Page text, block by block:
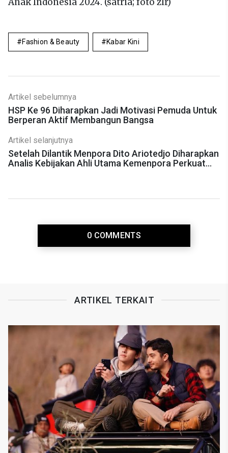
Fashion & Beauty Kabar Kini
Artikel sebelumnya
HSP Ke 96 Diharapkan Jadi Motivasi Pemuda Untuk
Berperan Aktif Membangun Bangsa
Artikel selanjutnya
Setelah Dilantik Menpora Dito Ariotedjo Diharapkan
Analis Kebijakan Ahli Utama Kemenpora Perkuat
0 COMMENTS
ARTIKEL TERKAIT